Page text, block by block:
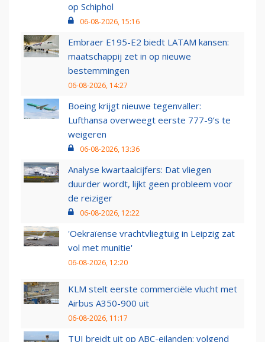
op Schiphol
06-08-2026, 15:16
Embraer E195-E2 biedt LATAM kansen:
maatschappij zet in op nieuwe
bestemmingen
06-08-2026, 14:27
Boeing krijgt nieuwe tegenvaller:
Lufthansa overweegt eerste 777-9’s te
weigeren
06-08-2026, 13:36
Analyse kwartaalcijfers: Dat vliegen
duurder wordt, lijkt geen probleem voor
de reiziger
06-08-2026, 12:22
'Oekraïense vrachtvliegtuig in Leipzig zat
vol met munitie'
06-08-2026, 12:20
KLM stelt eerste commerciële vlucht met
Airbus A350-900 uit
06-08-2026, 11:17
TUI breidt uit op ABC-eilanden: volgend